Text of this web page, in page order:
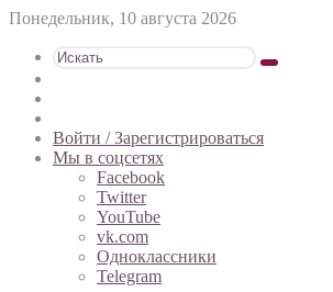
Понедельник, 10 августа 2026
Искать
статья
Войти / Зарегистрироваться
Мы в соцсетях
Facebook
Twitter
YouTube
vk.com
Одноклассники
Telegram